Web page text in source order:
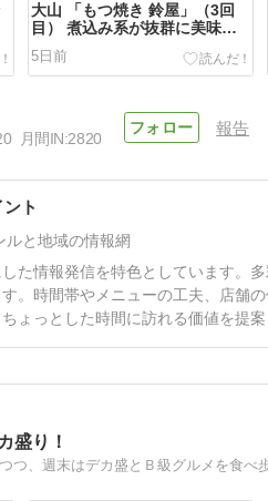
大山 「もつ焼き 鈴屋」（3回
目） 煮込み系が抜群に美味い
立ち飲みのモツ焼き屋。
5日前
月間IN:2820
報告
ト
ルと地域の情報網
た情報発信を特色としています。
。時間帯やメニューの工夫、店舗
ょっとした時間に訪れる価値を提
盛り！
つ、週末はデカ盛とＢ級グルメを食べ